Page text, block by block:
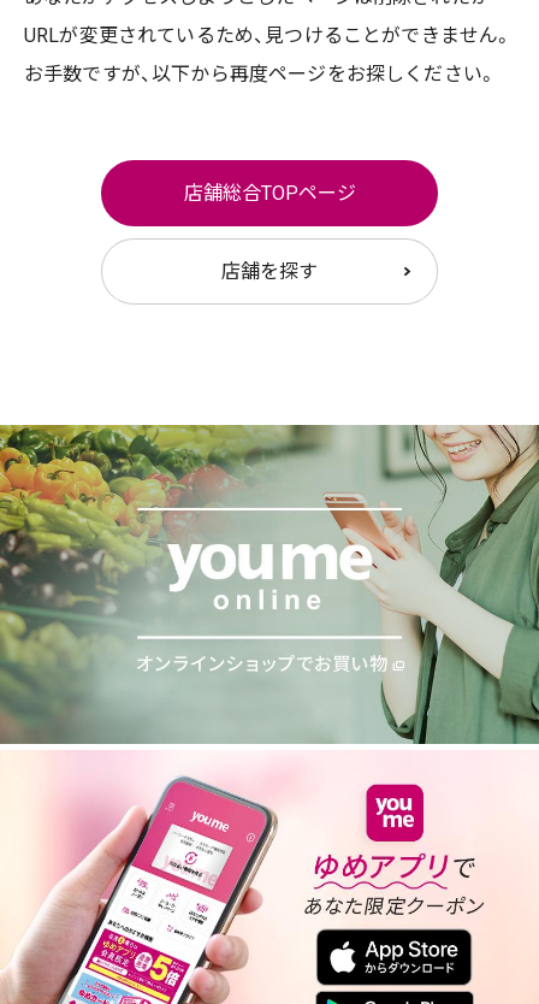
URLが変更されているため、 見つけることができません。
お手数ですが、以下から再度ページをお探しください。
店舗総合TOPページ
店舗を探す